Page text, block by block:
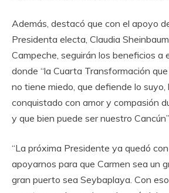
Además, destacó que con el apoyo
Presidenta electa, Claudia
Campeche, seguirán los beneficios a
donde “la Cuarta Transformación
no tiene miedo, que defiende lo suyo,
conquistado con amor y compasión
y que bien puede ser nuestro Cancún”.
“La próxima Presidente ya quedó
apoyarnos para que Carmen sea un
gran puerto sea Seybaplaya. Con